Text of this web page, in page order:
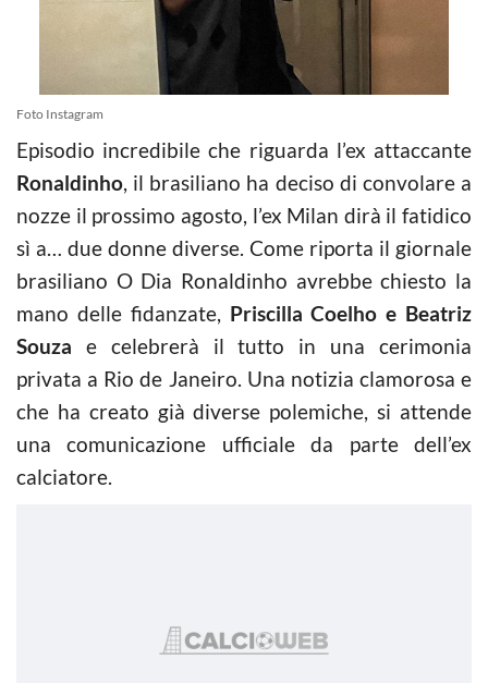
Foto Instagram
Episodio incredibile che riguarda l’ex attaccante
Ronaldinho, il brasiliano ha deciso di convolare a
nozze il prossimo agosto, l’ex Milan dirà il fatidico
sì a… due donne diverse. Come riporta il giornale
brasiliano O Dia Ronaldinho avrebbe chiesto la
mano delle fidanzate, Priscilla Coelho e Beatriz
Souza e celebrerà il tutto in una cerimonia
privata a Rio de Janeiro. Una notizia clamorosa e
che ha creato già diverse polemiche, si attende
una comunicazione ufficiale da parte dell’ex
calciatore.